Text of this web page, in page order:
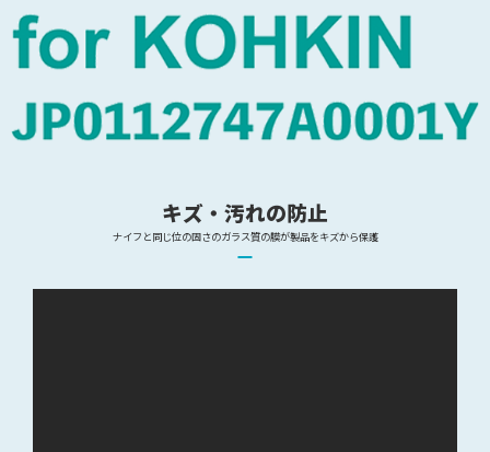
キズ・汚れの防止
ナイフと同じ位の固さのガラス質の膜が製品をキズから保護